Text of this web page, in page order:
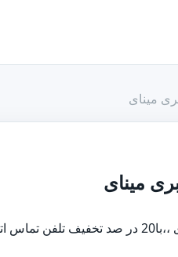
مینای
مینای
در: